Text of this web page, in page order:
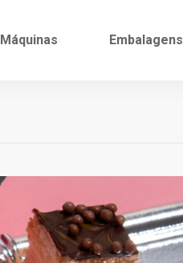
Máquinas Embalagens